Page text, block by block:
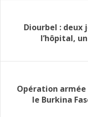
Diourbel : deux
l’hôpital,
Opération
le Burkina